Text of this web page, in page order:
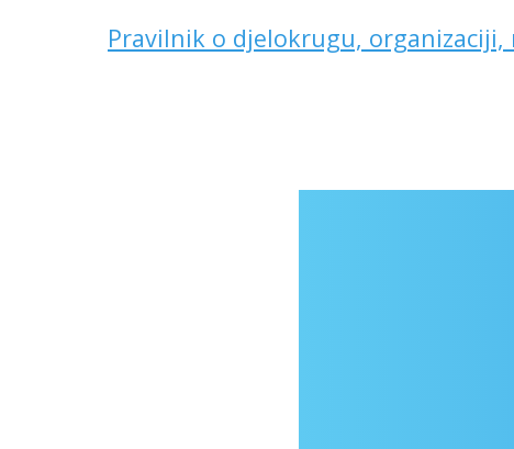
Pravilnik o djelokrugu,